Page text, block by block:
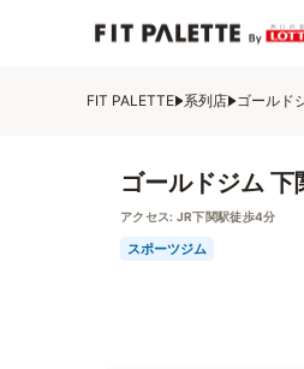
FIT PALETTE 系列店 ゴールド
ゴールドジム 下
アクセス: JR下関駅徒歩4分
スポーツジム